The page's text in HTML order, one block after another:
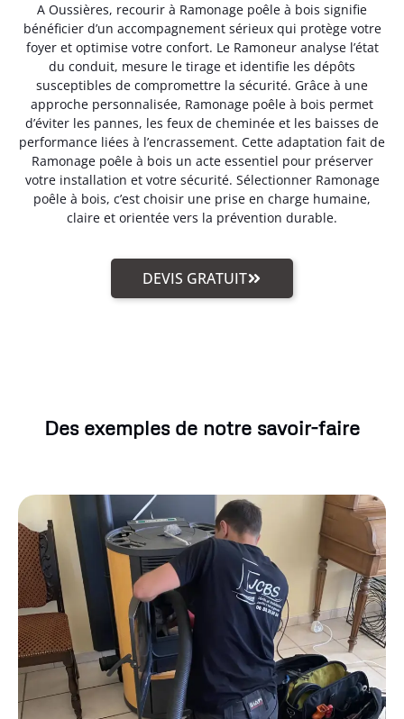
A Oussières, recourir à Ramonage poêle à bois signifie
bénéficier d’un accompagnement sérieux qui protège votre
foyer et optimise votre confort. Le Ramoneur analyse l’état
du conduit, mesure le tirage et identifie les dépôts
susceptibles de compromettre la sécurité. Grâce à une
approche personnalisée, Ramonage poêle à bois permet
d’éviter les pannes, les feux de cheminée et les baisses de
performance liées à l’encrassement. Cette adaptation fait de
Ramonage poêle à bois un acte essentiel pour préserver
votre installation et votre sécurité. Sélectionner Ramonage
poêle à bois, c’est choisir une prise en charge humaine,
claire et orientée vers la prévention durable.
DEVIS GRATUIT
Des exemples de notre savoir-faire